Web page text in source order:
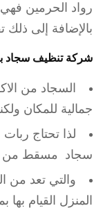
رواد الحرمين فهي
بالإضافة إلى ذلك
شركة تنظيف سجاد
السجاد من
جمالية للمكان
لذا تحتاج
سجاد مسقط من
والتي تعد من
المنزل القيام بها